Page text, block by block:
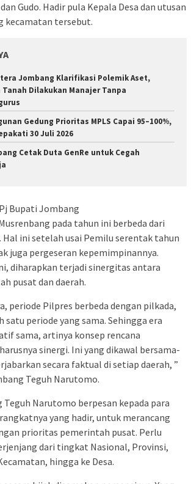
Gudo. Hadir pula Kepala Desa dan utusan
kecamatan tersebut.
Jombang Klarifikasi Polemik Aset,
Dilakukan Manajer Tanpa
Gedung Prioritas MPLS Capai 95–100%,
30 Juli 2026
Cetak Duta GenRe untuk Cegah
Bupati Jombang
pada tahun ini berbeda dari
Hal ini setelah usai Pemilu serentak tahun
juga pergeseran kepemimpinannya.
diharapkan terjadi sinergitas antara
pusat dan daerah.
periode Pilpres berbeda dengan pilkada,
satu periode yang sama. Sehingga era
sama, artinya konsep rencana
sinergi. Ini yang dikawal bersama-
secara faktual di setiap daerah, ”
Teguh Narutomo.
Narutomo berpesan kepada para
yang hadir, untuk merancang
prioritas pemerintah pusat. Perlu
dari tingkat Nasional, Provinsi,
hingga ke Desa.